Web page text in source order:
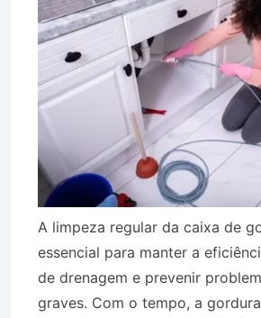
A limpeza regular da caixa de
essencial para manter a
de drenagem e prevenir
graves. Com o tempo, a